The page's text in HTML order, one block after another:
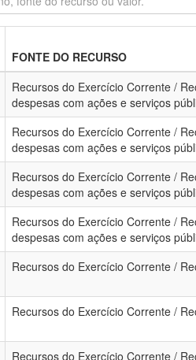
FONTE DO RECURSO
Recursos do Exercício Corrente /
despesas com ações e serviços
Recursos do Exercício Corrente /
despesas com ações e serviços
Recursos do Exercício Corrente /
despesas com ações e serviços
Recursos do Exercício Corrente /
despesas com ações e serviços
Recursos do Exercício Corrente /
Recursos do Exercício Corrente /
Recursos do Exercício Corrente /